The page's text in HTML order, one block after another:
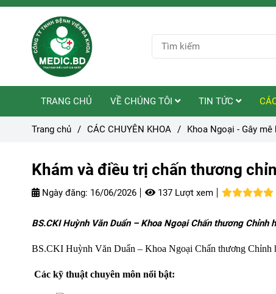
TRANG CHỦ VỀ CHÚNG TÔI TIN TỨC
Trang chủ / CÁC CHUYÊN KHOA / Khoa Ngoại - Gây
Khám và điều trị chấn thương
Ngày đăng: 16/06/2026 137 Lượt xem
BS.CKI Huỳnh Văn Duẩn – Khoa Ngoại Chấn thương
BS.CKI Huỳnh Văn Duẩn – Khoa Ngoại Chấn thương
Các kỹ thuật chuyên môn nổi bật: